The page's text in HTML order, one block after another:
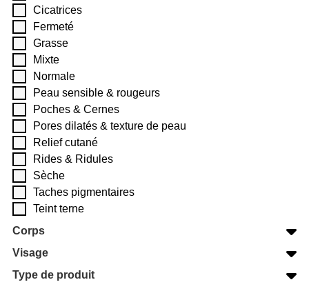
Cicatrices
Fermeté
Grasse
Mixte
Normale
Peau sensible & rougeurs
Poches & Cernes
Pores dilatés & texture de peau
Relief cutané
Rides & Ridules
Sèche
Taches pigmentaires
Teint terne
Corps
Visage
Type de produit